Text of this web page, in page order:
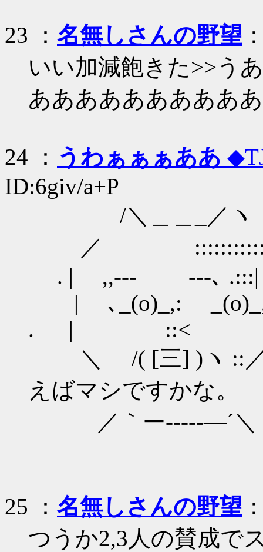
23 ： 名無しさんの野望
いい加減飽きた>>う
あああああああああ
24 ： うわぁぁぁああ
ID:6giv/a+P
/＼＿＿_
／
. | ,,-‐‐ ‐‐-､
| ､_(o)_,:
. | ::<
＼ /( [三] )ヽ ::／
えばマシですかな。
／｀ー‐--‐‐―´＼
25 ： 名無しさんの野望
つうか2,3人の賛成で